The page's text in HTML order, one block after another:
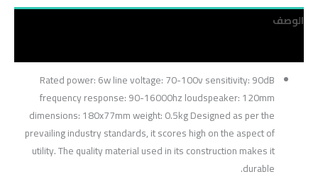
الوصف
Rated power: 6w line voltage: 70-100v sensitivity: 90dB
frequency response: 90-16000hz loudspeaker: 120mm
dimensions: 180x77mm weight: 0.5kg Designed as per the
prevailing industry standards, it scores high on the aspect of
utility. The quality material used in its construction makes it
durable.